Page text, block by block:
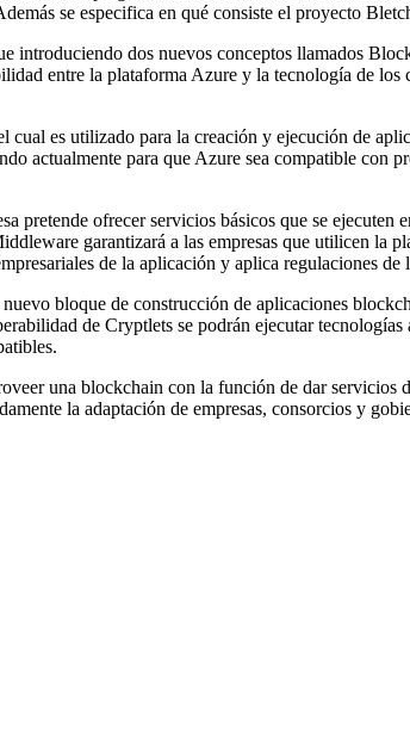
se especifica en qué consiste el proyecto
introduciendo dos nuevos conceptos llamados
entre la plataforma Azure y la tecnología de
es utilizado para la creación y ejecución de
actualmente para que Azure sea compatible
ofrecer servicios básicos que se ejecuten
garantizará a las empresas que utilicen la
de la aplicación y aplica regulaciones de
bloque de construcción de aplicaciones
de Cryptlets se podrán ejecutar
una blockchain con la función de dar servicios
la adaptación de empresas, consorcios y